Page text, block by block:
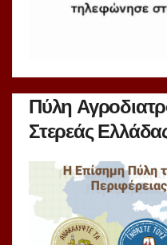
Πύλη
Στερεάς